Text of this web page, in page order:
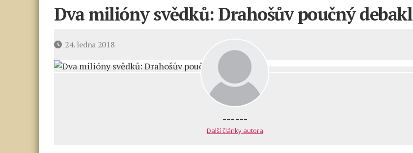
Dva milióny svědků: Drahošův poučný debakl
Datum24. ledna 2018
--- ---
Další články autora